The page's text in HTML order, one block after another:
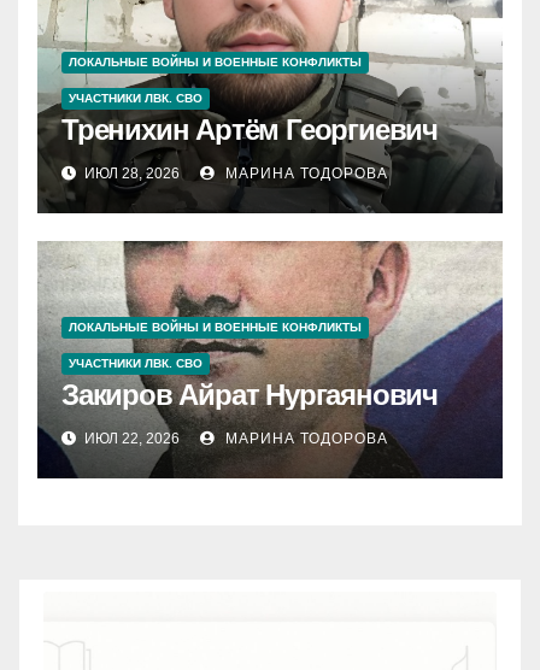
ЛОКАЛЬНЫЕ ВОЙНЫ И ВОЕННЫЕ КОНФЛИКТЫ
УЧАСТНИКИ ЛВК. СВО
Тренихин Артём Георгиевич
ИЮЛ 28, 2026 МАРИНА ТОДОРОВА
ЛОКАЛЬНЫЕ ВОЙНЫ И ВОЕННЫЕ КОНФЛИКТЫ
УЧАСТНИКИ ЛВК. СВО
Закиров Айрат Нургаянович
ИЮЛ 22, 2026 МАРИНА ТОДОРОВА